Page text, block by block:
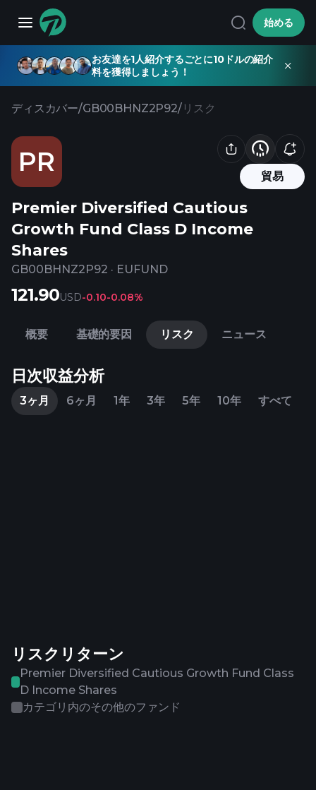
始める
お友達を1人紹介するごとに10ドルの紹介
料を獲得しましょう！
ディスカバー/GB00BHNZ2P92/リスク
PR 貿易
Premier Diversified Cautious
Growth Fund Class D Income
Shares
GB00BHNZ2P92 · EUFUND
121.90USD-0.10-0.08%
概要 基礎的要因 リスク ニュース
日次収益分析
3ヶ月 6ヶ月 1年 3年 5年 10年 すべて
リスクリターン
Premier Diversified Cautious Growth Fund Class
D Income Shares
カテゴリ内のその他のファンド